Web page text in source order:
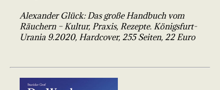
Alexander Glück: Das große Handbuch vom
Räuchern – Kultur, Praxis, Rezepte. Königsfurt-
Urania 9.2020, Hardcover, 255 Seiten, 22 Euro